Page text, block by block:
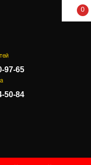
0
97-65
50-84